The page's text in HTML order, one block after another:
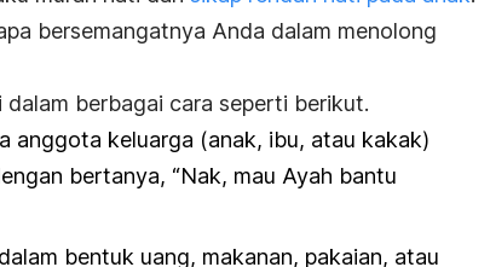
bersemangatnya Anda dalam menolong
berbagai cara seperti berikut.
anggota keluarga (anak, ibu, atau kakak)
bertanya, “Nak, mau Ayah bantu
bentuk uang, makanan, pakaian, atau